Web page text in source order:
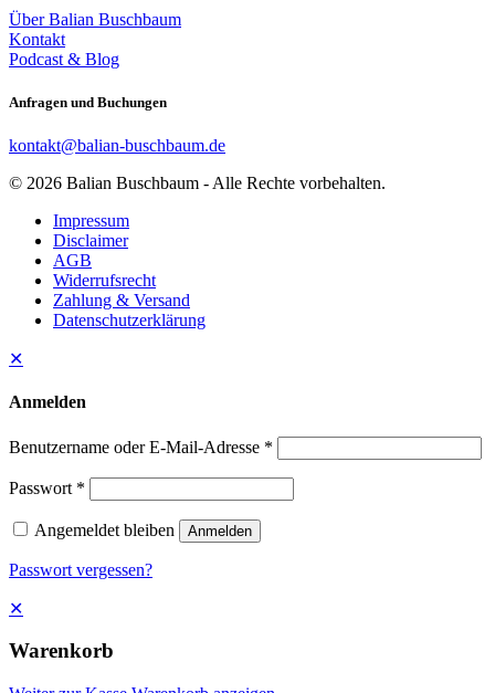
Über Balian Buschbaum
Kontakt
Podcast & Blog
Anfragen und Buchungen
kontakt@balian-buschbaum.de
© 2026 Balian Buschbaum - Alle Rechte vorbehalten.
Impressum
Disclaimer
AGB
Widerrufsrecht
Zahlung & Versand
Datenschutzerklärung
✕
Anmelden
Benutzername oder E-Mail-Adresse *
Passwort *
Angemeldet bleiben Anmelden
Passwort vergessen?
✕
Warenkorb